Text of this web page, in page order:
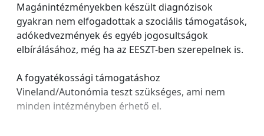
Magánintézményekben készült diagnózisok
gyakran nem elfogadottak a szociális támogatások,
adókedvezmények és egyéb jogosultságok
elbírálásához, még ha az EESZT-ben szerepelnek is.
A fogyatékossági támogatáshoz
Vineland/Autonómia teszt szükséges, ami nem
minden intézményben érhető el.